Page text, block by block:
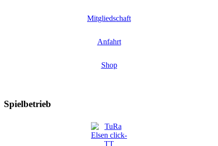
Mitgliedschaft
Anfahrt
Shop
Spielbetrieb